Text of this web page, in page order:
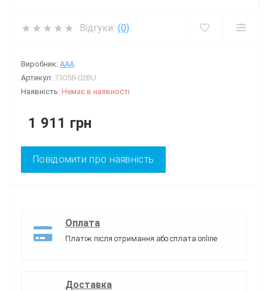
Відгуки: (0)
Виробник: AAA
Артикул: 73058-02BU
Наявність: Немає в наявності
1 911 грн
Повідомити про наявність
Оплата
Платіж після отримання або сплата online
Доставка